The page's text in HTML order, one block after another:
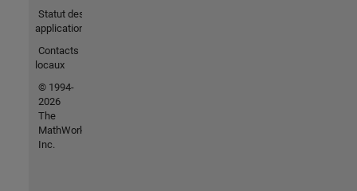
Statut des
applications
Contacts
locaux
© 1994-
2026
The
MathWorks,
Inc.